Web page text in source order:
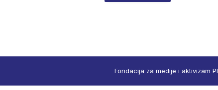
Fondacija za medije i aktivizam